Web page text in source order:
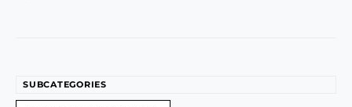
SUBCATEGORIES